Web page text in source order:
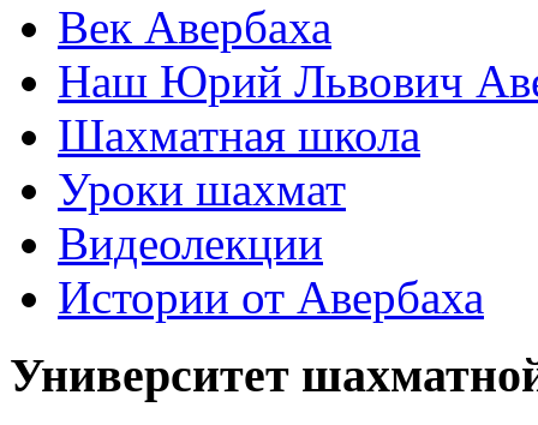
Век Авербаха
Наш Юрий Львович
Шахматная школа
Уроки шахмат
Видеолекции
Истории от Авербаха
Университет